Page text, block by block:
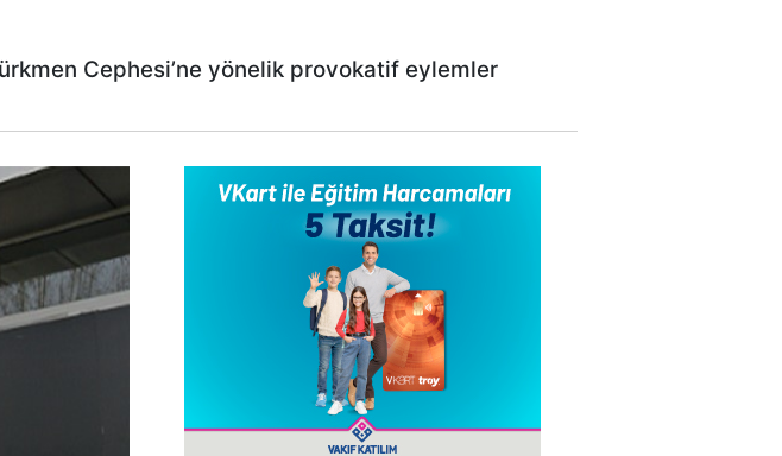
Cephesi’ne yönelik provokatif eylemler